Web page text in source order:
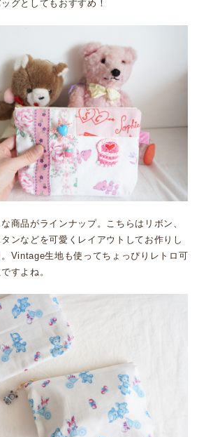
グとしてもおすすめ！
商品がラインナップ。こちらはリボン、
ンなどを可愛くレイアウトしてお作りし
。Vintage生地も使ってちょっぴりレトロ可
すよね。